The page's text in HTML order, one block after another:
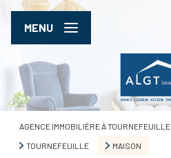
MENU
AGENCE IMMOBILIÈRE À TOURNEFEUILLE
TOURNEFEUILLE
MAISON